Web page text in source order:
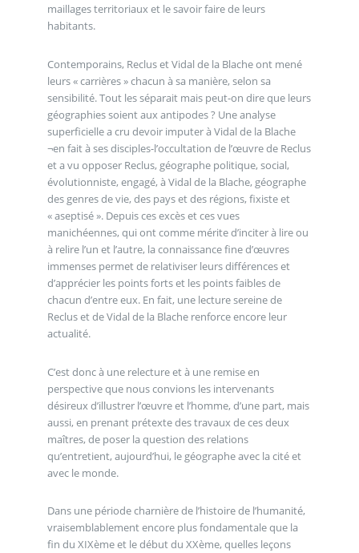
maillages territoriaux et le savoir faire de leurs
habitants.
Contemporains, Reclus et Vidal de la Blache ont mené
leurs « carrières » chacun à sa manière, selon sa
sensibilité. Tout les séparait mais peut-on dire que leurs
géographies soient aux antipodes ? Une analyse
superficielle a cru devoir imputer à Vidal de la Blache
¬en fait à ses disciples-l’occultation de l’œuvre de Reclus
et a vu opposer Reclus, géographe politique, social,
évolutionniste, engagé, à Vidal de la Blache, géographe
des genres de vie, des pays et des régions, fixiste et
« aseptisé ». Depuis ces excès et ces vues
manichéennes, qui ont comme mérite d’inciter à lire ou
à relire l’un et l’autre, la connaissance fine d’œuvres
immenses permet de relativiser leurs différences et
d’apprécier les points forts et les points faibles de
chacun d’entre eux. En fait, une lecture sereine de
Reclus et de Vidal de la Blache renforce encore leur
actualité.
C’est donc à une relecture et à une remise en
perspective que nous convions les intervenants
désireux d’illustrer l’œuvre et l’homme, d’une part, mais
aussi, en prenant prétexte des travaux de ces deux
maîtres, de poser la question des relations
qu’entretient, aujourd’hui, le géographe avec la cité et
avec le monde.
Dans une période charnière de l’histoire de l’humanité,
vraisemblablement encore plus fondamentale que la
fin du XIXème et le début du XXème, quelles leçons